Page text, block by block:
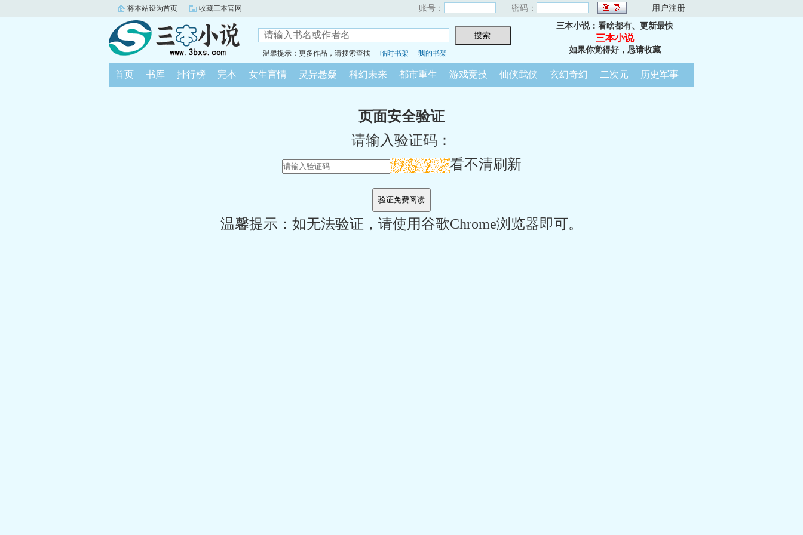
将本站设为首页 收藏三本官网 账号： 密码： 用户注册
温馨提示：更多作品，请搜索查找 临时书架 我的书架
三本小说：看啥都有、更新最快
三本小说
如果你觉得好，恳请收藏
首页 书库 排行榜 完本 女生言情 灵异悬疑 科幻未来 都市重生 游戏竞技 仙侠武侠 玄幻奇幻 二次元 历史军事
页面安全验证
请输入验证码：
看不清刷新
温馨提示：如无法验证，请使用谷歌Chrome浏览器即可。